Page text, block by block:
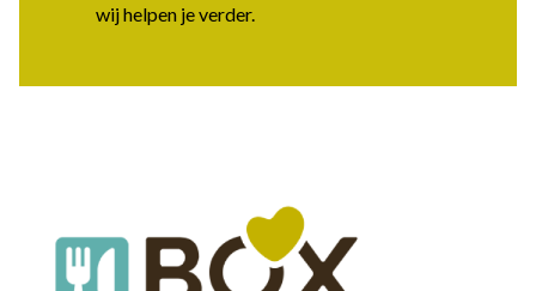
wij helpen je verder.